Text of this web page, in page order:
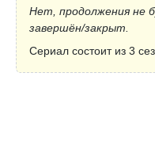
Нет, продолжения не
завершён/закрыт.
Сериал состоит из 3